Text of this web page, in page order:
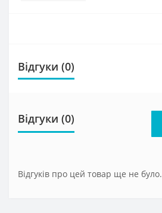
Відгуки (0)
Відгуки (0)
Відгуків про цей товар ще не було.